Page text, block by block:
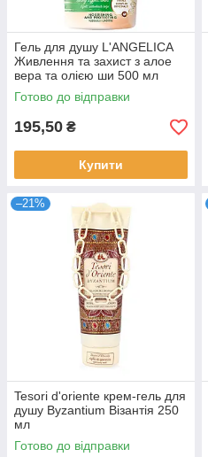
Гель для душу L'ANGELICA
Живлення та захист з алое
вера та олією ши 500 мл
Готово до відправки
195,50 ₴
Купити
–21%
Tesori d'oriente крем-гель для
душу Byzantium Візантія 250
мл
Готово до відправки